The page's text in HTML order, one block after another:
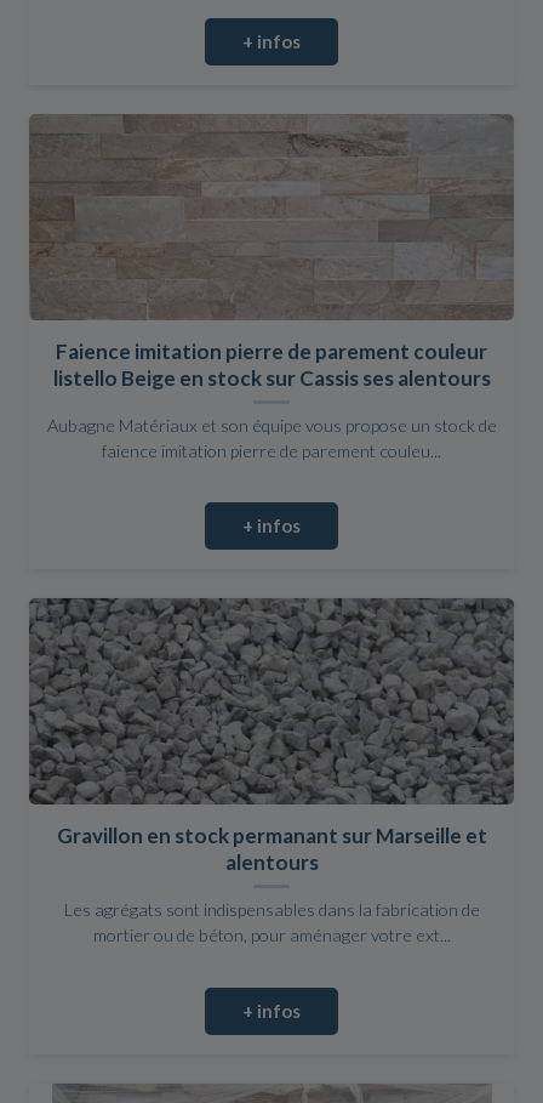
+ infos
Faience imitation pierre de parement couleur
listello Beige en stock sur Cassis ses alentours
Aubagne Matériaux et son équipe vous propose un stock de
faience imitation pierre de parement couleu...
+ infos
Gravillon en stock permanant sur Marseille et
alentours
Les agrégats sont indispensables dans la fabrication de
mortier ou de béton, pour aménager votre ext...
+ infos